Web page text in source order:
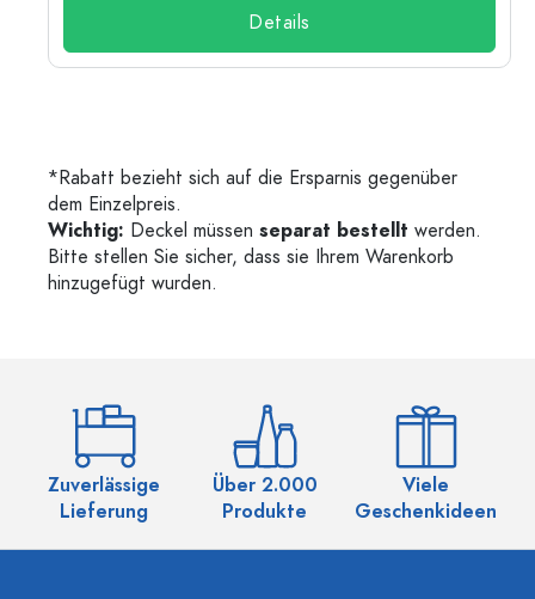
Details
*Rabatt bezieht sich auf die Ersparnis gegenüber
dem Einzelpreis.
Wichtig: Deckel müssen separat bestellt werden.
Bitte stellen Sie sicher, dass sie Ihrem Warenkorb
hinzugefügt wurden.
Zuverlässige
Lieferung
Über 2.000
Produkte
Viele
Geschenkideen